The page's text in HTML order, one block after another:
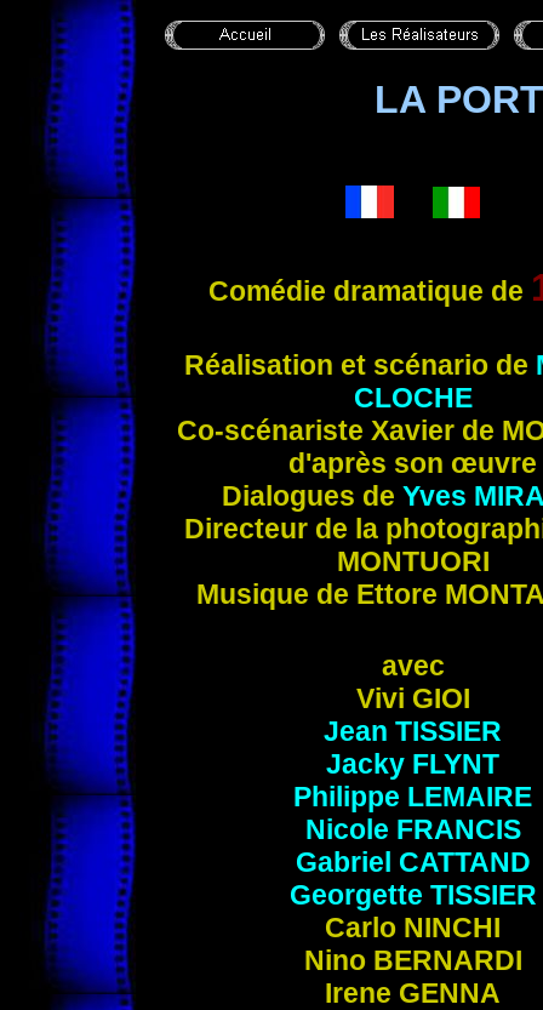
LA
Comédie dramatique de
Réalisation et scénario de
CLOCHE
Co-scénariste Xavier de
d'après son œuvre
Dialogues de Yves
Directeur de la
MONTUORI
Musique de Ettore
avec
Vivi GIOI
Jean TISSIER
Jacky FLYNT
Philippe LEMAIRE
Nicole FRANCIS
Gabriel CATTAND
Georgette TISSIER
Carlo NINCHI
Nino BERNARDI
Irene GENNA